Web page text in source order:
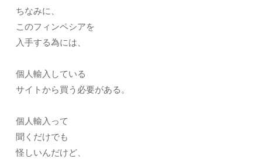
ちなみに、
このフィンペシアを
入手する為には、
個人輸入している
サイトから買う必要がある。
個人輸入って
聞くだけでも
怪しいんだけど、